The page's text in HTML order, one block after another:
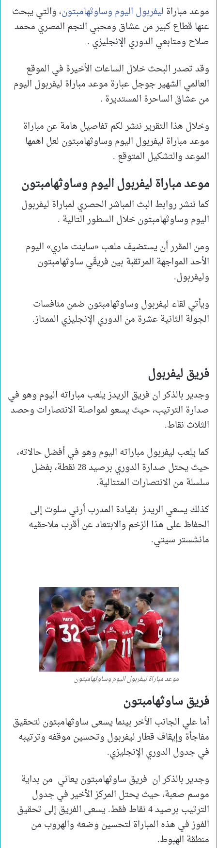
موعد مباراة ليفربول اليوم وساوثهامبتون، والتي يبحث
عنها قطاع كبير من عشاق ومحبي النجم المصري محمد
صلاح ومتابعي الدوري الإنجليزي .
وقد تصدر البحث خلال الساعات الأخيرة في الموقع
العالمي الشهير جوجل عبارة موعد مباراة ليفربول اليوم
من عشاق الساحرة المستديرة .
وخلال هذا التقرير ننشر لكم تفاصيل هامة عن مباراة
موعد مباراة ليفربول اليوم وساوثهامبتون لعل اهمها
الموعد والتشكيل المتوقع .
موعد مباراة ليفربول اليوم وساوثهامبتون
كما ننشر روابط البث المباشر الحصري لمباراة ليفربول
اليوم وساوثهامبتون خلال السطور التالية .
ومن المقرر أن يستضيف ملعب «ساينت ماري» اليوم
الأحد المواجهة المرتقبة بين فريقَي ساوثهامبتون
وليفربول.
ويأتي لقاء ليفربول وساوثهامبتون ضمن منافسات
الجولة الثانية عشرة من الدوري الإنجليزي الممتاز.
فريق ليفربول
وجدير بالذكر ان فريق الريدز يلعب مباراته اليوم وهو في
صدارة الترتيب، حيث يسعو لمواصلة الانتصارات وحصد
الثلاث نقاط.
كما يلعب ليفربول مباراته اليوم وهو في أفضل حالاته،
حيث يحتل صدارة الدوري برصيد 28 نقطة، بفضل
سلسلة من الانتصارات المتتالية.
كذلك يسعي الريدز بقيادة المدرب أرني سلوت إلى
الحفاظ على هذا الزخم والابتعاد عن أقرب ملاحقيه
مانشستر سيتي.
موعد مباراة ليفربول اليوم وساوثهامبتون
فريق ساوثهامبتون
أما علي الجانب الأخر بينما يسعى ساوثهامبتون لتحقيق
مفاجأة وإيقاف قطار ليفربول وتحسين موقفه وترتيبه
في جدول الدوري الإنجليزي.
وجدير بالذكر ان فريق ساوثهامبتون يعاني من بداية
موسم صعبة، حيث يحتل المركز الأخير في جدول
الترتيب برصيد 4 نقاط فقط. يسعى الفريق إلى تحقيق
الفوز في هذه المباراة لتحسين وضعه والهروب من
منطقة الهبوط.